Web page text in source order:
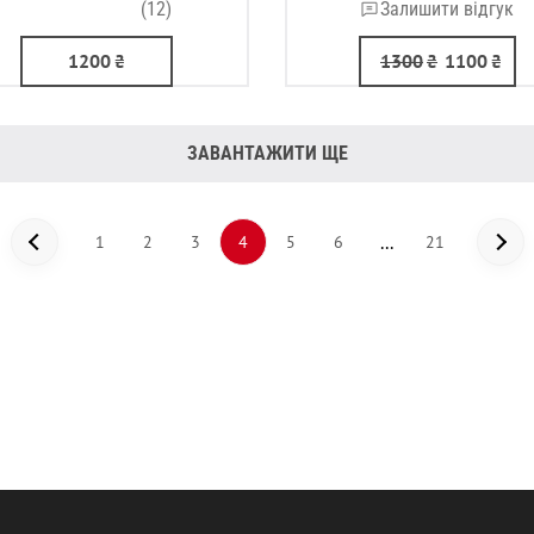
(12)
1200₴
Залишити відгук
1300₴ 1100₴
ЗАВАНТАЖИТИ ЩЕ
1 2 3 4 5 6 ... 21